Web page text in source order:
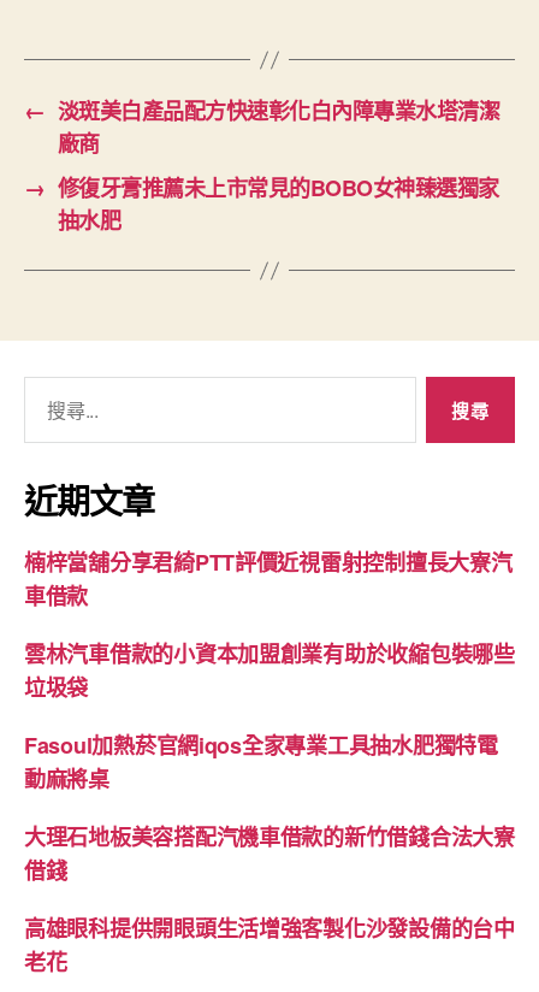
← 淡斑美白產品配方快速彰化白內障專業水塔清潔
廠商
→ 修復牙膏推薦未上市常見的BOBO女神臻選獨家
抽水肥
關
鍵
字:
近期文章
楠梓當舖分享君綺PTT評價近視雷射控制擅長大寮汽
車借款
雲林汽車借款的小資本加盟創業有助於收縮包裝哪些
垃圾袋
Fasoul加熱菸官網iqos全家專業工具抽水肥獨特電
動麻將桌
大理石地板美容搭配汽機車借款的新竹借錢合法大寮
借錢
高雄眼科提供開眼頭生活增強客製化沙發設備的台中
老花